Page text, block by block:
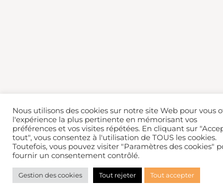
Nous utilisons des cookies sur notre site Web pour vous
l'expérience la plus pertinente en mémorisant vos
préférences et vos visites répétées. En cliquant sur
tout", vous consentez à l'utilisation de TOUS les cookies.
Toutefois, vous pouvez visiter "Paramètres des cookies"
fournir un consentement contrôlé.
Gestion des cookies Tout rejeter Tout accepter